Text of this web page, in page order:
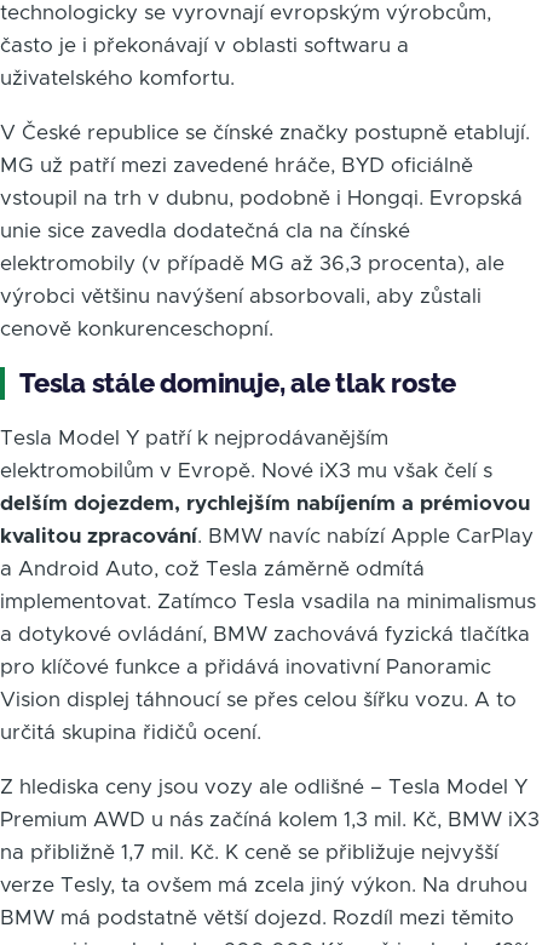
technologicky se vyrovnají evropským výrobcům,
často je i překonávají v oblasti softwaru a
uživatelského komfortu.
V České republice se čínské značky postupně etablují.
MG už patří mezi zavedené hráče, BYD oficiálně
vstoupil na trh v dubnu, podobně i Hongqi. Evropská
unie sice zavedla dodatečná cla na čínské
elektromobily (v případě MG až 36,3 procenta), ale
výrobci většinu navýšení absorbovali, aby zůstali
cenově konkurenceschopní.
Tesla stále dominuje, ale tlak roste
Tesla Model Y patří k nejprodávanějším
elektromobilům v Evropě. Nové iX3 mu však čelí s
delším dojezdem, rychlejším nabíjením a prémiovou
kvalitou zpracování. BMW navíc nabízí Apple CarPlay
a Android Auto, což Tesla záměrně odmítá
implementovat. Zatímco Tesla vsadila na minimalismus
a dotykové ovládání, BMW zachovává fyzická tlačítka
pro klíčové funkce a přidává inovativní Panoramic
Vision displej táhnoucí se přes celou šířku vozu. A to
určitá skupina řidičů ocení.
Z hlediska ceny jsou vozy ale odlišné – Tesla Model Y
Premium AWD u nás začíná kolem 1,3 mil. Kč, BMW iX3
na přibližně 1,7 mil. Kč. K ceně se přibližuje nejvyšší
verze Tesly, ta ovšem má zcela jiný výkon. Na druhou
BMW má podstatně větší dojezd. Rozdíl mezi těmito